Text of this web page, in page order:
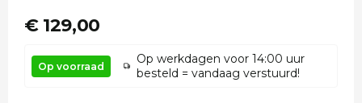
€ 129,00
Op voorraad
Op werkdagen voor 14:00 uur
besteld = vandaag verstuurd!